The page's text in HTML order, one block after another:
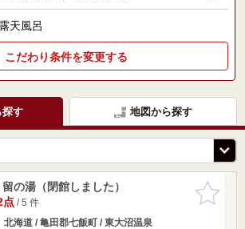
露天風呂
こだわり条件を変更する
探す 地図から探す
お気に入
りに追加
の湯（閉館しました）
点/ 5 件
北海道 / 亀田郡七飯町 / 東大沼温泉